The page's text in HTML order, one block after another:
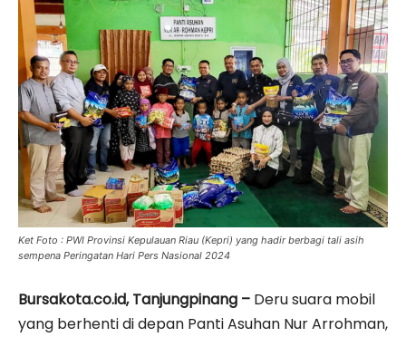
Ket Foto : PWI Provinsi Kepulauan Riau (Kepri) yang hadir berbagi tali asih
sempena Peringatan Hari Pers Nasional 2024
Bursakota.co.id, Tanjungpinang – Deru suara mobil
yang berhenti di depan Panti Asuhan Nur Arrohman,